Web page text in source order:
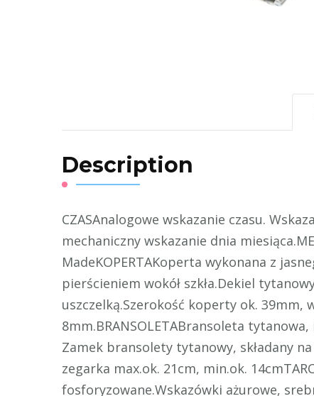
Description
CZASAnalogowe wskazanie czasu.
mechaniczny wskazanie dnia
MadeKOPERTAKoperta wykonana z
pierścieniem wokół szkła.Dekiel
uszczelką.Szerokość koperty ok.
8mm.BRANSOLETABransoleta
Zamek bransolety tytanowy, składany
zegarka max.ok. 21cm, min.ok.
fosforyzowane.Wskazówki ażurowe,